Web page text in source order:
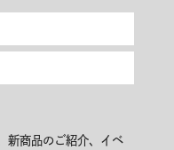
新商品のご紹介、イベ